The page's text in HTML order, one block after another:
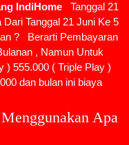
IndiHome
Tanggal 21
Tanggal 21 Juni Ke 5
? Berarti Pembayaran
, Namun Untuk
) 555.000 ( Triple Play )
dan bulan ini biaya
Apa